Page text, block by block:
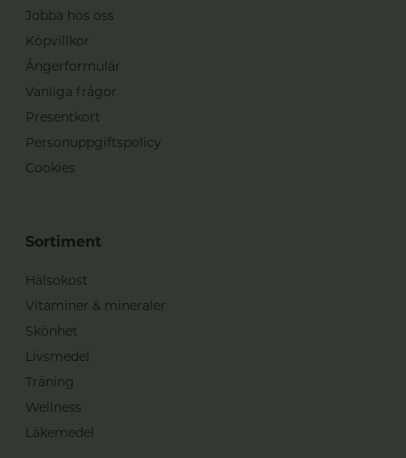
Jobba hos oss
Köpvillkor
Ångerformulär
Vanliga frågor
Presentkort
Personuppgiftspolicy
Cookies
Sortiment
Hälsokost
Vitaminer & mineraler
Skönhet
Livsmedel
Träning
Wellness
Läkemedel